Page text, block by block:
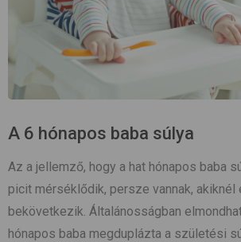
A 6 hónapos baba súlya
Az a jellemző, hogy a hat hónapos baba
picit mérséklődik, persze vannak, akiknél
bekövetkezik. Általánosságban
hónapos baba megduplázta a születési